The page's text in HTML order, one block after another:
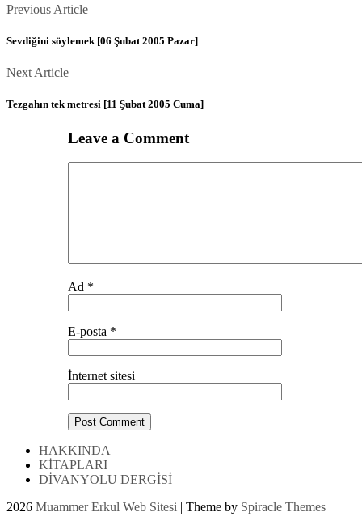
Posts
navigation
Previous ArticlePrevious
Sevdiğini söylemek [06 Şubat 2005 Pazar]
Next ArticleNext
Tezgahın tek metresi [11 Şubat 2005 Cuma]
Leave a Comment
Ad *
E-posta *
İnternet sitesi
HAKKINDA
KİTAPLARI
DİVANYOLU DERGİSİ
2026 Muammer Erkul Web Sitesi | Theme by Spiracle Themes